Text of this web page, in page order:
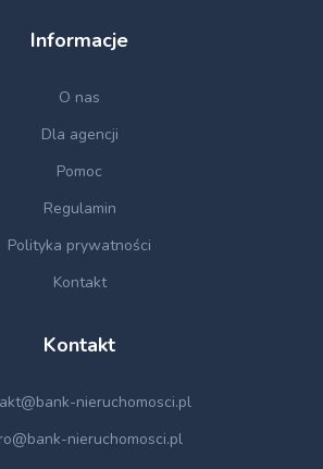
Informacje
O nas
Dla agencji
Pomoc
Regulamin
Polityka prywatności
Kontakt
Kontakt
nieruchomosci.pl
nieruchomosci.pl